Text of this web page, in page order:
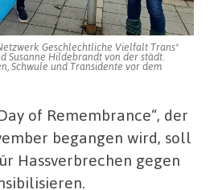
Geschlechtliche Vielfalt Trans*
Susanne Hildebrandt von der städt.
Schwule und Transidente vor dem
of Remembrance“, der
begangen wird, soll
Hassverbrechen gegen